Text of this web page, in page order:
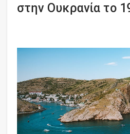
στην Ουκρανία το